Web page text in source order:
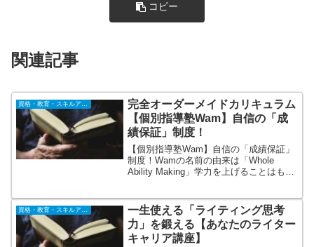
コピー
関連記事
完全オーダーメイドカリキュラム
【個別指導塾Wam】自信の「成
績保証」制度！
【個別指導塾Wam】自信の「成績保証」
制度！Wamの名前の由来は「Whole
Ability Making」学力を上げることはもち
いう想いが込められています。
一生使える「ライティング思考
力」を鍛える【あなたのライター
キャリア講座】